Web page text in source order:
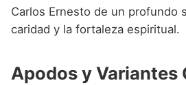
Carlos Ernesto de un profundo
caridad y la fortaleza espiritual.
Apodos y Variantes